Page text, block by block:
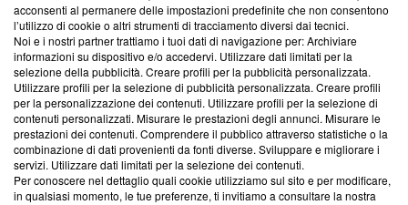
Team editoriale
Corporate
Redazione
Informativa Privacy
Cookie Policy
Blasting SA, IDI CHE-247.845.224, Via Carlo Frasca, 3 - 6900
Lugano (Svizzera) Tel:+39 0690258937
acconsenti al permanere delle impostazioni predefinite che non consentono
l’utilizzo di cookie o altri strumenti di tracciamento diversi dai tecnici.
Noi e i nostri partner trattiamo i tuoi dati di navigazione per: Archiviare
informazioni su dispositivo e/o accedervi. Utilizzare dati limitati per la
selezione della pubblicità. Creare profili per la pubblicità personalizzata.
Utilizzare profili per la selezione di pubblicità personalizzata. Creare profili
per la personalizzazione dei contenuti. Utilizzare profili per la selezione di
contenuti personalizzati. Misurare le prestazioni degli annunci. Misurare le
prestazioni dei contenuti. Comprendere il pubblico attraverso statistiche o la
combinazione di dati provenienti da fonti diverse. Sviluppare e migliorare i
servizi. Utilizzare dati limitati per la selezione dei contenuti.
Per conoscere nel dettaglio quali cookie utilizziamo sul sito e per modificare,
in qualsiasi momento, le tue preferenze, ti invitiamo a consultare la nostra